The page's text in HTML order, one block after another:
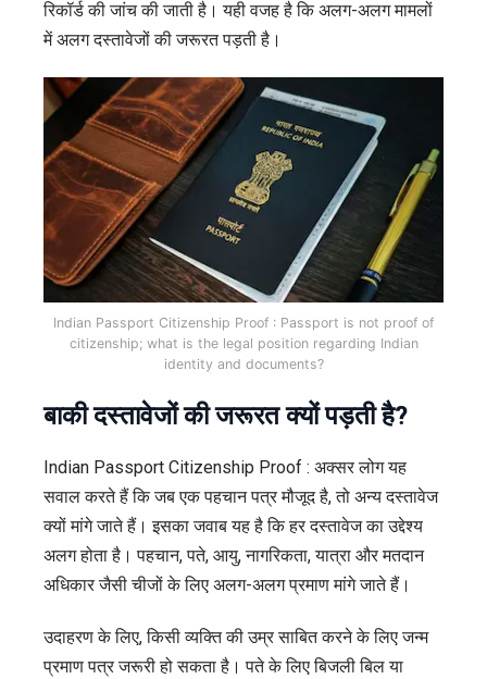
रिकॉर्ड की जांच की जाती है। यही वजह है कि अलग-अलग मामलों
में अलग दस्तावेजों की जरूरत पड़ती है।
Indian Passport Citizenship Proof : Passport is not proof of
citizenship; what is the legal position regarding Indian
identity and documents?
बाकी दस्तावेजों की जरूरत क्यों पड़ती है?
Indian Passport Citizenship Proof : अक्सर लोग यह
सवाल करते हैं कि जब एक पहचान पत्र मौजूद है, तो अन्य दस्तावेज
क्यों मांगे जाते हैं। इसका जवाब यह है कि हर दस्तावेज का उद्देश्य
अलग होता है। पहचान, पते, आयु, नागरिकता, यात्रा और मतदान
अधिकार जैसी चीजों के लिए अलग-अलग प्रमाण मांगे जाते हैं।
उदाहरण के लिए, किसी व्यक्ति की उम्र साबित करने के लिए जन्म
प्रमाण पत्र जरूरी हो सकता है। पते के लिए बिजली बिल या